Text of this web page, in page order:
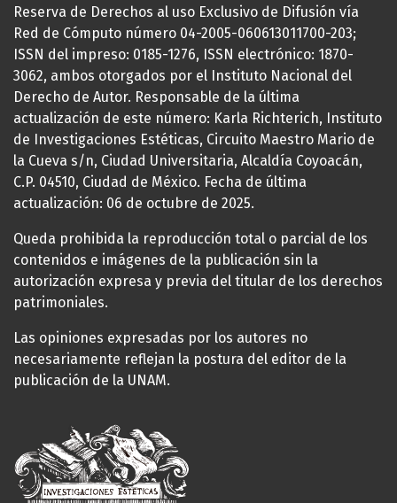
Reserva de Derechos al uso Exclusivo de Difusión vía
Red de Cómputo número 04-2005-060613011700-203;
ISSN del impreso: 0185-1276, ISSN electrónico: 1870-
3062, ambos otorgados por el Instituto Nacional del
Derecho de Autor. Responsable de la última
actualización de este número: Karla Richterich, Instituto
de Investigaciones Estéticas, Circuito Maestro Mario de
la Cueva s/n, Ciudad Universitaria, Alcaldía Coyoacán,
C.P. 04510, Ciudad de México. Fecha de última
actualización: 06 de octubre de 2025.
Queda prohibida la reproducción total o parcial de los
contenidos e imágenes de la publicación sin la
autorización expresa y previa del titular de los derechos
patrimoniales.
Las opiniones expresadas por los autores no
necesariamente reflejan la postura del editor de la
publicación de la UNAM.